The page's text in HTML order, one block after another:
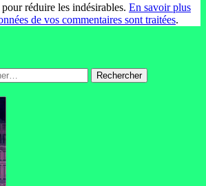
réduire les indésirables. En savoir plus
de vos commentaires sont traitées.